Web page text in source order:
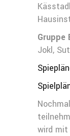
Gruppe
Jokl,
wird mit